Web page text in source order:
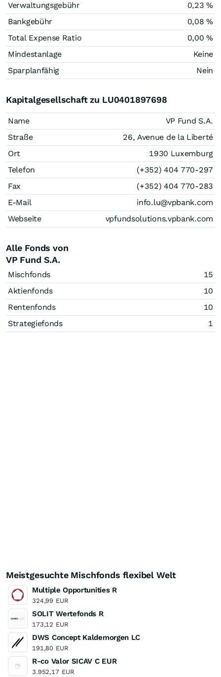
Verwaltungsgebühr
0,23 %
Bankgebühr
0,08 %
Total Expense Ratio
0,00 %
Mindestanlage
Keine
Sparplanfähig
Nein
Kapitalgesellschaft zu LU0401897698
Name
VP Fund S.A.
Straße
26, Avenue de la Liberté
Ort
1930 Luxemburg
Telefon
(+352) 404 770-297
Fax
(+352) 404 770-283
E-Mail
info.lu@vpbank.com
Webseite
vpfundsolutions.vpbank.com
Alle Fonds von
VP Fund S.A.
Mischfonds
15
Aktienfonds
10
Rentenfonds
10
Strategiefonds
1
Meistgesuchte Mischfonds flexibel Welt
Multiple Opportunities R
324,99 EUR
SOLIT Wertefonds R
173,12 EUR
DWS Concept Kaldemorgen LC
191,80 EUR
R-co Valor SICAV C EUR
3.952,17 EUR